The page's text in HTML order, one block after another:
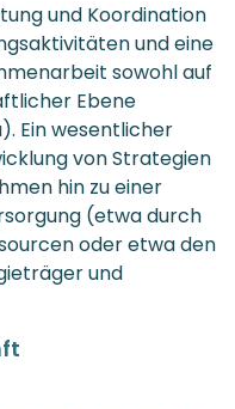
und Koordination
und eine
sowohl auf
Ebene
Ein wesentlicher
von Strategien
hin zu einer
(etwa durch
oder etwa den
und